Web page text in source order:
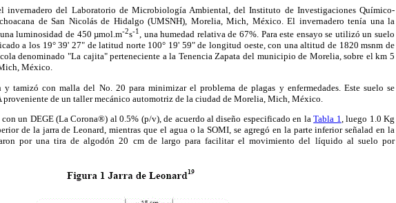
invernadero del Laboratorio de Microbiología Ambiental, del Instituto de Investigaciones Químico-
de San Nicolás de Hidalgo (UMSNH), Morelia, Mich, México. El invernadero tenía una la
luminosidad de 450 µmol.m-2s-1, una humedad relativa de 67%. Para este ensayo se utilizó un suelo
a los 19° 39' 27" de latitud norte 100° 19' 59" de longitud oeste, con una altitud de 1820 msnm de
denominado "La cajita" perteneciente a la Tenencia Zapata del municipio de Morelia, sobre el km 5
México.
tamizó con malla del No. 20 para minimizar el problema de plagas y enfermedades. Este suelo se
de un taller mecánico automotriz de la ciudad de Morelia, Mich, México.
un DEGE (La Corona®) al 0.5% (p/v), de acuerdo al diseño especificado en laTabla 1 , luego 1.0 Kg
de la jarra de Leonard, mientras que el agua o la SOMI, se agregó en la parte inferior señalad en la
por una tira de algodón 20 cm de largo para facilitar el movimiento del líquido al suelo por